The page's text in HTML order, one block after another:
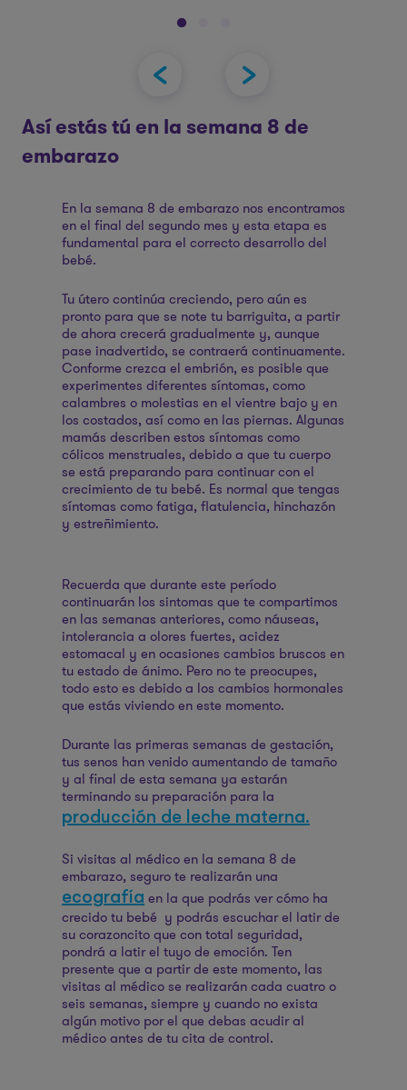
Así estás tú en la semana 8 de
embarazo
En la semana 8 de embarazo nos encontramos
en el final del segundo mes y esta etapa es
fundamental para el correcto desarrollo del
bebé.
Tu útero continúa creciendo, pero aún es
pronto para que se note tu barriguita, a partir
de ahora crecerá gradualmente y, aunque
pase inadvertido, se contraerá continuamente.
Conforme crezca el embrión, es posible que
experimentes diferentes síntomas, como
calambres o molestias en el vientre bajo y en
los costados, así como en las piernas. Algunas
mamás describen estos síntomas como
cólicos menstruales, debido a que tu cuerpo
se está preparando para continuar con el
crecimiento de tu bebé. Es normal que tengas
síntomas como fatiga, flatulencia, hinchazón
y estreñimiento.
Recuerda que durante este período
continuarán los sintomas que te compartimos
en las semanas anteriores, como náuseas,
intolerancia a olores fuertes, acidez
estomacal y en ocasiones cambios bruscos en
tu estado de ánimo. Pero no te preocupes,
todo esto es debido a los cambios hormonales
que estás viviendo en este momento.
Durante las primeras semanas de gestación,
tus senos han venido aumentando de tamaño
y al final de esta semana ya estarán
terminando su preparación para la
producción de leche materna.
Si visitas al médico en la semana 8 de
embarazo, seguro te realizarán una
ecografía en la que podrás ver cómo ha
crecido tu bebé y podrás escuchar el latir de
su corazoncito que con total seguridad,
pondrá a latir el tuyo de emoción. Ten
presente que a partir de este momento, las
visitas al médico se realizarán cada cuatro o
seis semanas, siempre y cuando no exista
algún motivo por el que debas acudir al
médico antes de tu cita de control.